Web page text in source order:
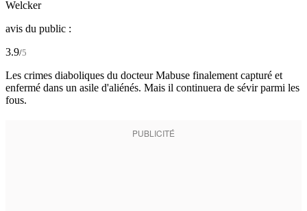
Welcker
avis du public :
3.9/5
Les crimes diaboliques du docteur Mabuse finalement capturé et
enfermé dans un asile d'aliénés. Mais il continuera de sévir parmi les
fous.